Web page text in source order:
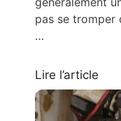
pas se tromper
…
Lire l’article